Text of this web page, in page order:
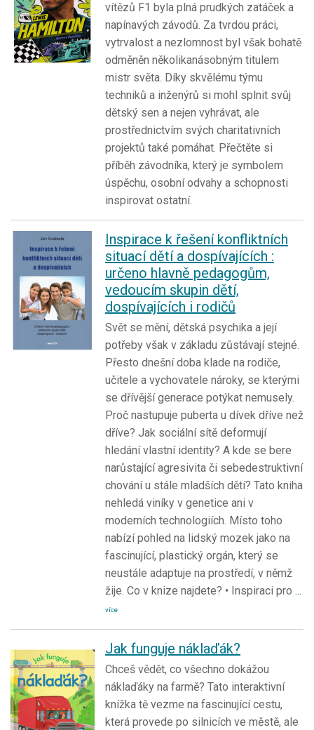
vítězů F1 byla plná prudkých zatáček a
napínavých závodů. Za tvrdou práci,
vytrvalost a nezlomnost byl však bohatě
odměněn několikanásobným titulem
mistr světa. Díky skvělému týmu
techniků a inženýrů si mohl splnit svůj
dětský sen a nejen vyhrávat, ale
prostřednictvím svých charitativních
projektů také pomáhat. Přečtěte si
příběh závodníka, který je symbolem
úspěchu, osobní odvahy a schopnosti
inspirovat ostatní.
Inspirace k řešení konfliktních
situací dětí a dospívajících :
určeno hlavně pedagogům,
vedoucím skupin dětí,
dospívajících i rodičů
Svět se mění, dětská psychika a její
potřeby však v základu zůstávají stejné.
Přesto dnešní doba klade na rodiče,
učitele a vychovatele nároky, se kterými
se dřívější generace potýkat nemusely.
Proč nastupuje puberta u dívek dříve než
dříve? Jak sociální sítě deformují
hledání vlastní identity? A kde se bere
narůstající agresivita či sebedestruktivní
chování u stále mladších dětí? Tato kniha
nehledá viníky v genetice ani v
moderních technologiích. Místo toho
nabízí pohled na lidský mozek jako na
fascinující, plastický orgán, který se
neustále adaptuje na prostředí, v němž
žije. Co v knize najdete? • Inspiraci pro ...
více
Jak funguje náklaďák?
Chceš vědět, co všechno dokážou
náklaďáky na farmě? Tato interaktivní
knížka tě vezme na fascinující cestu,
která provede po silnicích ve městě, ale